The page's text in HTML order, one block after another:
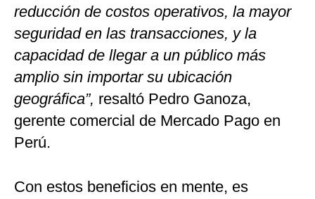
reducción de costos operativos, la mayor
seguridad en las transacciones, y la
capacidad de llegar a un público más
amplio sin importar su ubicación
geográfica”, resaltó Pedro Ganoza,
gerente comercial de Mercado Pago en
Perú.
Con estos beneficios en mente, es